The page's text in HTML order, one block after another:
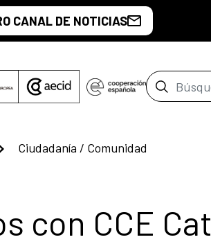
CANAL DE NOTICIAS
Barra
Ciudadanía / Comunidad
con CCE